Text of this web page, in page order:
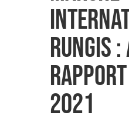
Rungis
rapport
2021